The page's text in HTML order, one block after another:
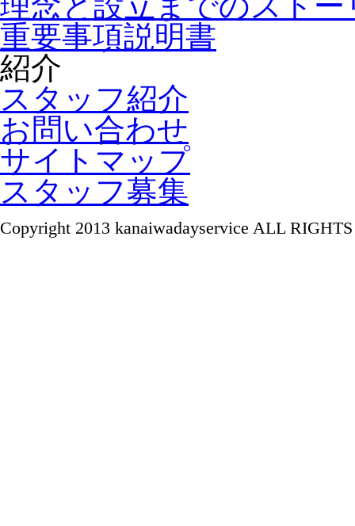
重要事項説明書
紹介
スタッフ紹介
お問い合わせ
サイトマップ
スタッフ募集
Copyright 2013 kanaiwadayservice ALL